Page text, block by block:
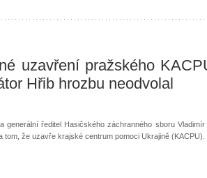
uzavření pražského
Hřib hrozbu neodvolal
generální ředitel Hasičského záchranného sboru
tom, že uzavře krajské centrum pomoci Ukrajině (KACPU).